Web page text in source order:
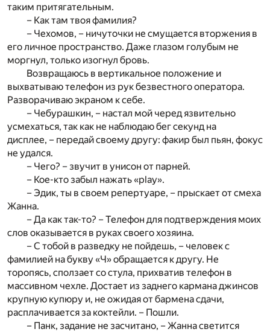
таким притягательным.
– Как там твоя фамилия?
– Чехомов, – ничуточки не смущается вторжения в
его личное пространство. Даже глазом голубым не
моргнул, только изогнул бровь.
Возвращаюсь в вертикальное положение и
выхватываю телефон из рук безвестного оператора.
Разворачиваю экраном к себе.
– Чебурашкин, – настал мой черед язвительно
усмехаться, так как не наблюдаю бег секунд на
дисплее, – передай своему другу: факир был пьян, фокус
не удался.
– Чего? – звучит в унисон от парней.
– Кое-кто забыл нажать «play».
– Эдик, ты в своем репертуаре, – прыскает от смеха
Жанна.
– Да как так-то? – Телефон для подтверждения моих
слов оказывается в руках своего хозяина.
– С тобой в разведку не пойдешь, – человек с
фамилией на букву «Ч» обращается к другу. Не
торопясь, сползает со стула, прихватив телефон в
массивном чехле. Достает из заднего кармана джинсов
крупную купюру и, не ожидая от бармена сдачи,
расплачивается за коктейли. – Пошли.
– Панк, задание не засчитано, – Жанна светится